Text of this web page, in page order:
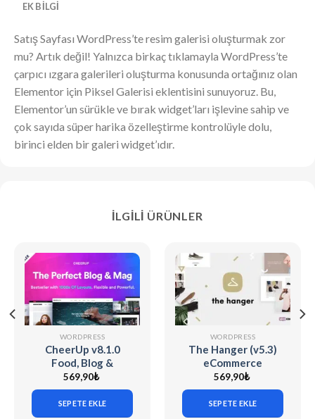
EK BILGI
Satış Sayfası WordPress’te resim galerisi oluşturmak zor
mu? Artık değil! Yalnızca birkaç tıklamayla WordPress’te
çarpıcı ızgara galerileri oluşturma konusunda ortağınız olan
Elementor için Piksel Galerisi eklentisini sunuyoruz. Bu,
Elementor’un sürükle ve bırak widget’ları işlevine sahip ve
çok sayıda süper harika özelleştirme kontrolüyle dolu,
birinci elden bir galeri widget’ıdır.
İLGILI ÜRÜNLER
WORDPRESS
CheerUp v8.1.0
Food, Blog &
Magazine
569,90₺
SEPETE EKLE
WORDPRESS
The Hanger (v5.3)
eCommerce
WordPress Theme
for WooCommerce
569,90₺
SEPETE EKLE